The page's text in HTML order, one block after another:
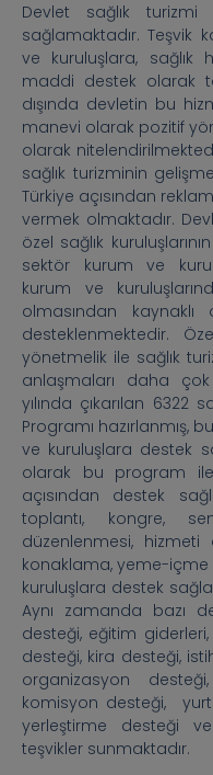
Devlet sağlık
sağlamaktadır. Teşvik
ve kuruluşlara, sağlık
maddi destek olarak
dışında devletin bu
manevi olarak pozitif
olarak
sağlık turizminin
Türkiye açısından
vermek olmaktadır.
özel sağlık
sektör kurum ve
kurum ve
olmasından
desteklenmektedir.
yönetmelik ile sağlık
anlaşmaları daha
yılında çıkarılan 6322
Programı hazırlanmış,
ve kuruluşlara destek
olarak bu program
açısından destek
toplantı, kongre,
düzenlenmesi,
konaklama, yeme-içme
kuruluşlara destek
Aynı zamanda bazı
desteği, eğitim
desteği, kira desteği,
organizasyon
komisyon desteği, yurt
yerleştirme desteği
teşvikler sunmaktadır.